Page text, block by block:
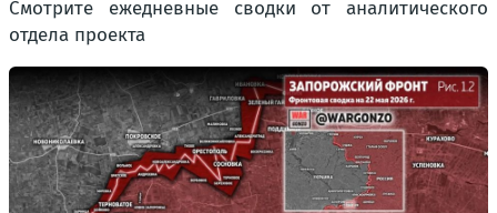
Смотрите ежедневные сводки от аналитического
отдела проекта